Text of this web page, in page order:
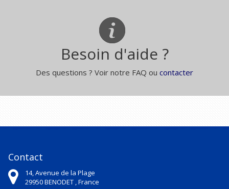
Besoin d'aide ?
Des questions ? Voir notre FAQ ou contacter
Contact
14, Avenue de la Plage
29950BENODET ,France